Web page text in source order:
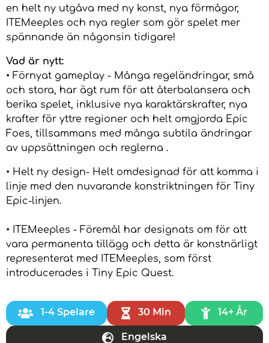
en helt ny utgåva med ny konst, nya förmågor,
ITEMeeples och nya regler som gör spelet mer
spännande än någonsin tidigare!
Vad är nytt:
• Förnyat gameplay - Många regeländringar, små
och stora, har ägt rum för att återbalansera och
berika spelet, inklusive nya karaktärskrafter, nya
krafter för yttre regioner och helt omgjorda Epic
Foes, tillsammans med många subtila ändringar
av uppsättningen och reglerna .
• Helt ny design- Helt omdesignad för att komma i
linje med den nuvarande konstriktningen för Tiny
Epic-linjen.
• ITEMeeples - Föremål har designats om för att
vara permanenta tillägg och detta är konstnärligt
representerat med ITEMeeples, som först
introducerades i Tiny Epic Quest.
1-4 Spelare 30 Min 14+ År
Engelska